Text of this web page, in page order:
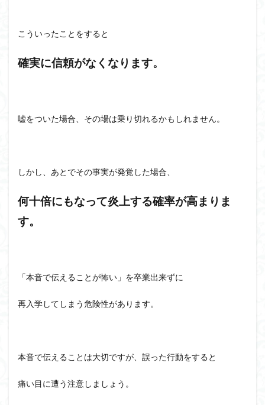
こういったことをすると
確実に信頼がなくなります。
嘘をついた場合、その場は乗り切れるかもしれません。
しかし、あとでその事実が発覚した場合、
何十倍にもなって炎上する確率が高まりま
す。
「本音で伝えることが怖い」を卒業出来ずに
再入学してしまう危険性があります。
本音で伝えることは大切ですが、誤った行動をすると
痛い目に遭う注意しましょう。